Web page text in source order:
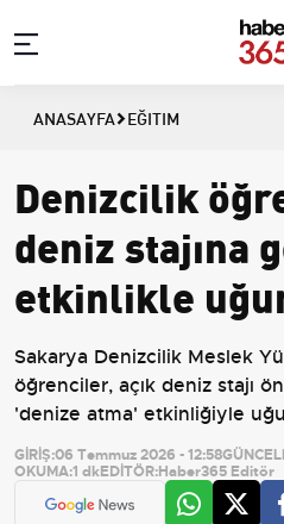
ANASAYFA EĞITIM
Denizcilik
deniz stajına
etkinlikle
Sakarya Denizcilik Meslek
öğrenciler, açık deniz stajı
'denize atma' etkinliğiyle
GİRİŞ:06 Temmuz 2026 - 12:58
OKUMA:1 dkEDİTÖR:Haber365 Editör